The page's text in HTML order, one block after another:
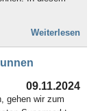
Weiterlesen
09.11.2024
gehen wir zum